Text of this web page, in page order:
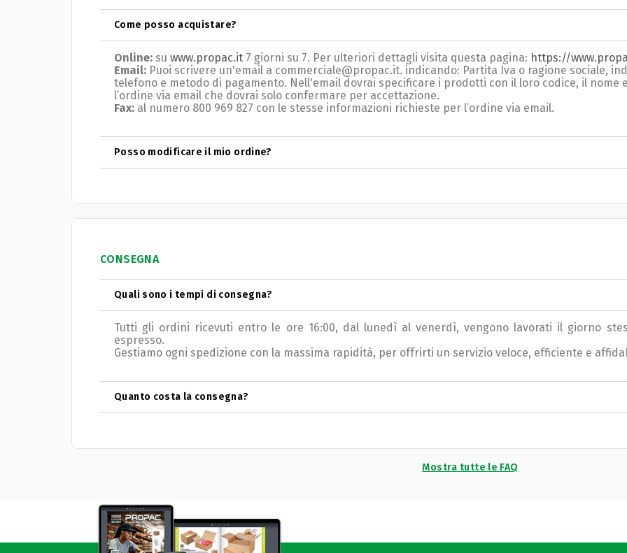
Come posso acquistare?
Online: su www.propac.it 7 giorni su 7. Per ulteriori dettagli visita questa pagina: https://
Email: Puoi scrivere un'email a commerciale@propac.it. indicando: Partita Iva o ragione sociale,
telefono e metodo di pagamento. Nell'email dovrai specificare i prodotti con il loro codice, il nome
l’ordine via email che dovrai solo confermare per accettazione.
Fax: al numero 800 969 827 con le stesse informazioni richieste per l’ordine via email.
Posso modificare il mio ordine?
CONSEGNA
Quali sono i tempi di consegna?
Tutti gli ordini ricevuti entro le ore 16:00, dal lunedì al venerdì, vengono lavorati il giorno
espresso.
Gestiamo ogni spedizione con la massima rapidità, per offrirti un servizio veloce, efficiente e
Quanto costa la consegna?
Mostra tutte le FAQ